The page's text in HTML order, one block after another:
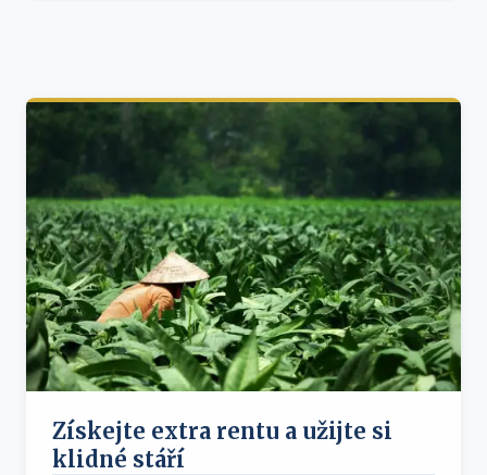
Získejte extra rentu a užijte si
klidné stáří